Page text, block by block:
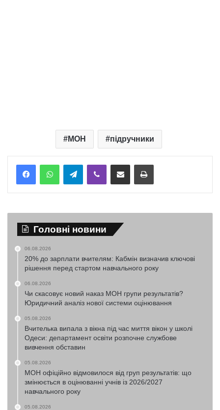
МОН підручники
TelegramViber Надіслати електронною поштоюНадрукувати
Головні новини
06.08.2026
20% до зарплати вчителям: Кабмін визначив ключові
рішення перед стартом навчального року
06.08.2026
Чи скасовує новий наказ МОН групи результатів?
Юридичний аналіз нової системи оцінювання
05.08.2026
Вчителька випала з вікна під час миття вікон у школі
Одеси: департамент освіти розпочне службове
вивчення обставин
05.08.2026
МОН офіційно відмовилося від груп результатів: що
змінюється в оцінюванні учнів із 2026/2027
навчального року
05.08.2026